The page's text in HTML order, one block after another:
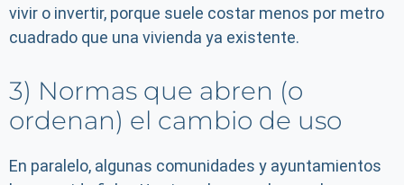
vivir o invertir, porque suele costar menos por metro
cuadrado que una vivienda ya existente.
3) Normas que abren (o
ordenan) el cambio de uso
En paralelo, algunas comunidades y ayuntamientos